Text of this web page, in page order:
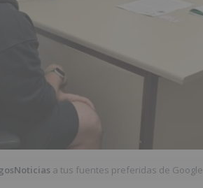
a tus fuentes preferidas de Google